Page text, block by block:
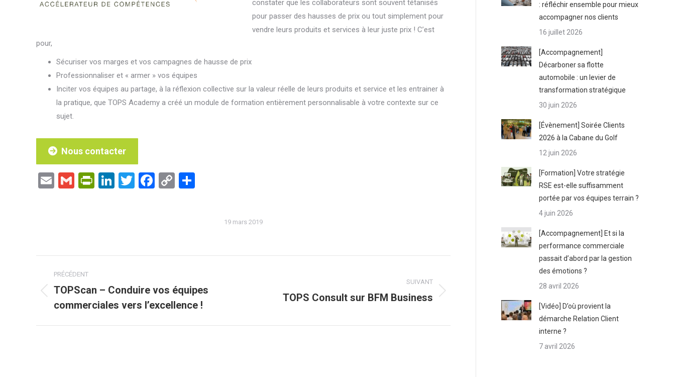
constater que les collaborateurs sont souvent tétanisés
pour passer des hausses de prix ou tout simplement pour
vendre leurs produits et services à leur juste prix ! C’est
pour,
Sécuriser vos marges et vos campagnes de hausse de prix
Professionnaliser et « armer » vos équipes
Inciter vos équipes au partage, à la réflexion collective sur la valeur réelle de leurs produits et service et les entrainer à
la pratique, que TOPS Academy a créé un module de formation entièrement personnalisable à votre contexte sur ce
sujet.
Nous contacter
EmailGmailPrintFriendly
LinkedIn
Twitter
Facebook
Copy
19 mars 2019
Navigation
article
PRÉCÉDENT
précédent
:
TOPScan – Conduire vos équipes
commerciales vers l’excellence !
SUIVANT
:
TOPS Consult sur BFM Business
: réfléchir ensemble pour mieux
accompagner nos clients
16 juillet 2026
[Accompagnement]
Décarboner sa flotte
automobile : un levier de
transformation stratégique
30 juin 2026
[Évènement] Soirée Clients
2026 à la Cabane du Golf
12 juin 2026
[Formation] Votre stratégie
RSE est-elle suffisamment
portée par vos équipes terrain ?
4 juin 2026
[Accompagnement] Et si la
performance commerciale
passait d’abord par la gestion
des émotions ?
28 avril 2026
[Vidéo] D’où provient la
démarche Relation Client
interne ?
7 avril 2026